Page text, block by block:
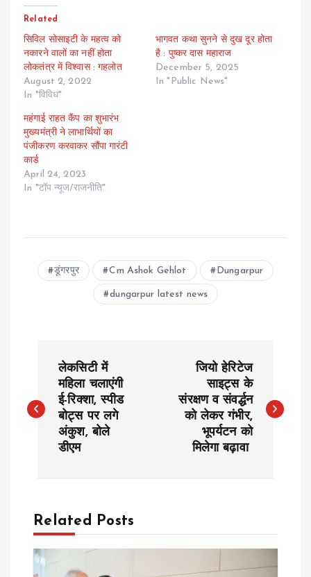
Related
सिविल सोसाइटी के महत्व को
नकारने वालों का नहीं होता
लोकतंत्र में विश्वास : गहलोत
August 2, 2022
In "विविध"
भागवत कथा सुनने से दुख दूर होता
है : पुष्कर दास महाराज
December 5, 2025
In "Public News"
महंगाई राहत कैंप का शुभारंभ
मुख्यमंत्री ने लाभार्थियों का
पंजीकरण करवाकर सौंपा गारंटी
कार्ड
April 24, 2023
In "टॉप न्यूज/राजनीति"
डूंगरपुर Cm Ashok Gehlot Dungarpur
dungarpur latest news
s
a
v
लेकसिटी में
महिला चलाएंगी
ई-रिक्शा, स्पीड
बोट्स पर लगे
अंकुश, बोले
डीएम
जियो हेरिटेज
साइट्स के
संरक्षण व संवर्द्धन
को लेकर गंभीर,
भूपर्यटन को
मिलेगा बढ़ावा
Related Posts